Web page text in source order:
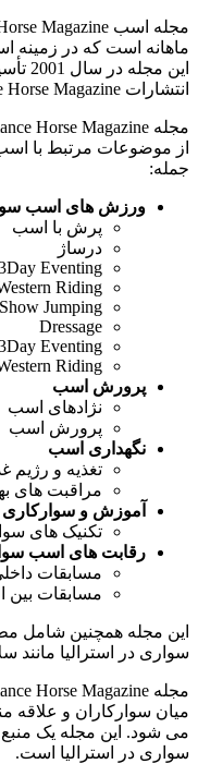
ماهانه است که در زمینه
این
انتشارات Australian Performance Horse Magazine منتشر می شود.
از موضوعات مرتبط با اسب
جمله:
ورزش های اسب
پرش با اسب
درساژ
Eventing
Riding
Show Jumping
Dressage
Eventing
Riding
پرورش اسب
نژادهای اسب
پرورش اسب
نگهداری اسب
تغذیه و رژیم
مراقبت های
آموزش و سوارکاری
تکنیک های
رقابت های اسب
مسابقات
مسابقات بین
این مجله همچنین شامل
سواری در استرالیا
میان سوارکاران و علاقه
می شود. این مجله یک
سواری در استرالیا است.